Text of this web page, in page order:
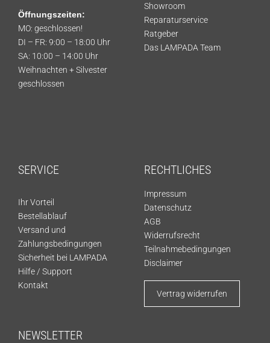
Öffnungszeiten:
MO: geschlossen!
DI – FR: 9:00 – 18:00 Uhr
SA: 10:00 – 14:00 Uhr
Weihnachten + Silvester
geschlossen
Showroom
Reparaturservice
Ratgeber
Das LAMPADA Team
SERVICE
Ihr Vorteil
Bestellablauf
Versand und
Zahlungsbedingungen
Sicherheit bei LAMPADA
Hilfe / Support
Kontakt
RECHTLICHES
Impressum
Datenschutz
AGB
Widerrufsrecht
Teilnahmebedingungen
Disclaimer
Vertrag widerrufen
NEWSLETTER